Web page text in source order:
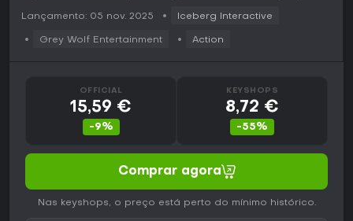
Lançamento: 05 nov. 2025 Iceberg Interactive
Grey Wolf Entertainment Action
OFFICIAL
15,59 €
-9%
KEYSHOPS
8,72 €
-55%
Comprar agora
Nas keyshops, o preço está perto do mínimo histórico.